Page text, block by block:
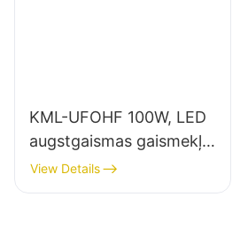
KML-UFOHF 100W, LED
augstgaismas gaismekļu
piegādātājs rūpniecības
uzņēmumiem,
View Details